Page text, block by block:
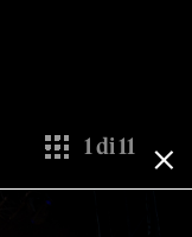
Show All
1di11